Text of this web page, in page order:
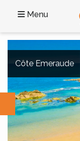
Menu
Côte Emeraude